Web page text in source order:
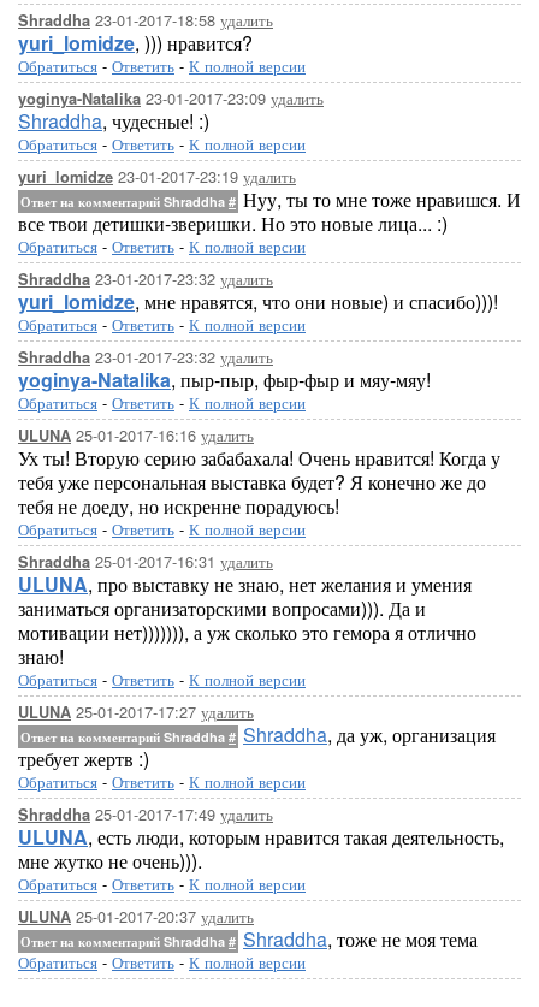
Shraddha 23-01-2017-18:58 удалить
yuri_lomidze, ))) нравится?
Обратиться - Ответить - К полной версии
yoginya-Natalika 23-01-2017-23:09 удалить
Shraddha, чудесные! :)
Обратиться - Ответить - К полной версии
yuri_lomidze 23-01-2017-23:19 удалить
Ответ на комментарий Shraddha # Нуу, ты то мне тоже нравишся. И
все твои детишки-зверишки. Но это новые лица... :)
Обратиться - Ответить - К полной версии
Shraddha 23-01-2017-23:32 удалить
yuri_lomidze, мне нравятся, что они новые) и спасибо)))!
Обратиться - Ответить - К полной версии
Shraddha 23-01-2017-23:32 удалить
yoginya-Natalika, пыр-пыр, фыр-фыр и мяу-мяу!
Обратиться - Ответить - К полной версии
ULUNA 25-01-2017-16:16 удалить
Ух ты! Вторую серию забабахала! Очень нравится! Когда у
тебя уже персональная выставка будет? Я конечно же до
тебя не доеду, но искренне порадуюсь!
Обратиться - Ответить - К полной версии
Shraddha 25-01-2017-16:31 удалить
ULUNA, про выставку не знаю, нет желания и умения
заниматься организаторскими вопросами))). Да и
мотивации нет))))))), а уж сколько это гемора я отлично
знаю!
Обратиться - Ответить - К полной версии
ULUNA 25-01-2017-17:27 удалить
Ответ на комментарий Shraddha # Shraddha, да уж, организация
требует жертв :)
Обратиться - Ответить - К полной версии
Shraddha 25-01-2017-17:49 удалить
ULUNA, есть люди, которым нравится такая деятельность,
мне жутко не очень))).
Обратиться - Ответить - К полной версии
ULUNA 25-01-2017-20:37 удалить
Ответ на комментарий Shraddha # Shraddha, тоже не моя тема
Обратиться - Ответить - К полной версии